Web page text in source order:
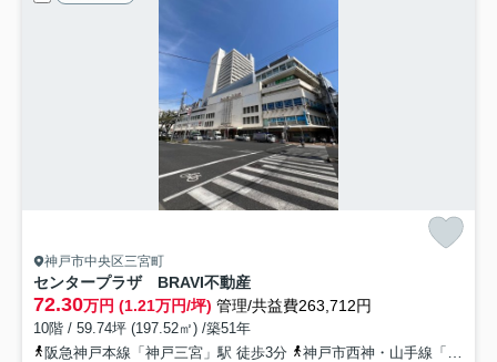
神戸市中央区三宮町
センタープラザ BRAVI不動産
72.30万円 (1.21万円/坪) 管理/共益費263,712円
10階 / 59.74坪 (197.52㎡) /築51年
阪急神戸本線「神戸三宮」駅 徒歩3分
神戸市西神・山手線「三宮」駅 徒歩3分